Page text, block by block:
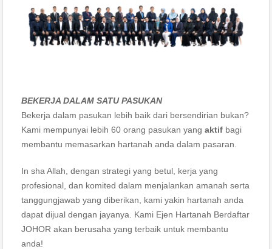
BEKERJA DALAM SATU PASUKAN
Bekerja dalam pasukan lebih baik dari bersendirian bukan?
Kami mempunyai lebih 60 orang pasukan yang aktif bagi
membantu memasarkan hartanah anda dalam pasaran.
In sha Allah, dengan strategi yang betul, kerja yang
profesional, dan komited dalam menjalankan amanah serta
tanggungjawab yang diberikan, kami yakin hartanah anda
dapat dijual dengan jayanya. Kami Ejen Hartanah Berdaftar
JOHOR akan berusaha yang terbaik untuk membantu
anda!